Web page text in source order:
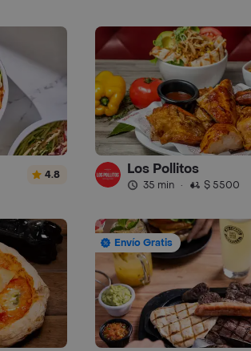
4.8 Los Pollitos
35 min · $ 5500
Envío Gratis